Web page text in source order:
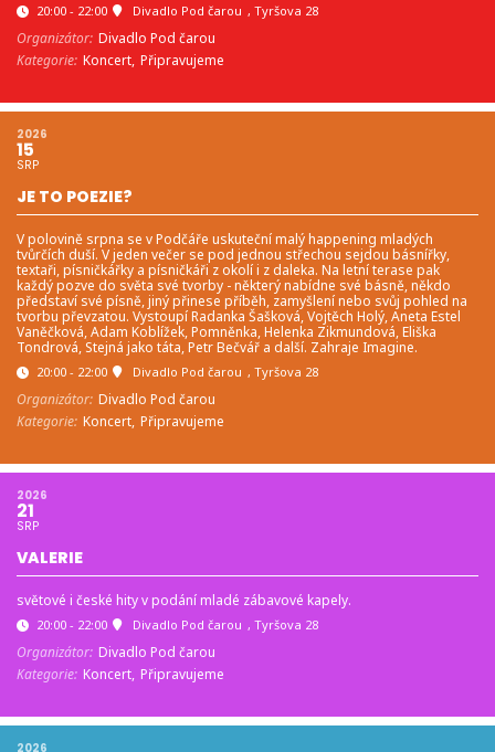
20:00 - 22:00 Divadlo Pod čarou , Tyršova 28
Organizátor: Divadlo Pod čarou
Kategorie: Koncert, Připravujeme
2026
15
SRP
JE TO POEZIE?
V polovině srpna se v Podčáře uskuteční malý happening mladých
tvůrčích duší. V jeden večer se pod jednou střechou sejdou básnířky,
textaři, písničkářky a písničkáři z okolí i z daleka. Na letní terase pak
každý pozve do světa své tvorby - některý nabídne své básně, někdo
představí své písně, jiný přinese příběh, zamyšlení nebo svůj pohled na
tvorbu převzatou. Vystoupí Radanka Šašková, Vojtěch Holý, Aneta Estel
Vaněčková, Adam Koblížek, Pomněnka, Helenka Zikmundová, Eliška
Tondrová, Stejná jako táta, Petr Bečvář a další. Zahraje Imagine.
20:00 - 22:00 Divadlo Pod čarou , Tyršova 28
Organizátor: Divadlo Pod čarou
Kategorie: Koncert, Připravujeme
2026
21
SRP
VALERIE
světové i české hity v podání mladé zábavové kapely.
20:00 - 22:00 Divadlo Pod čarou , Tyršova 28
Organizátor: Divadlo Pod čarou
Kategorie: Koncert, Připravujeme
2026